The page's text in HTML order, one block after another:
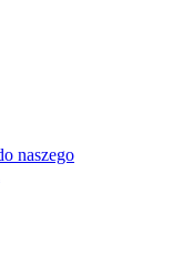
naszego